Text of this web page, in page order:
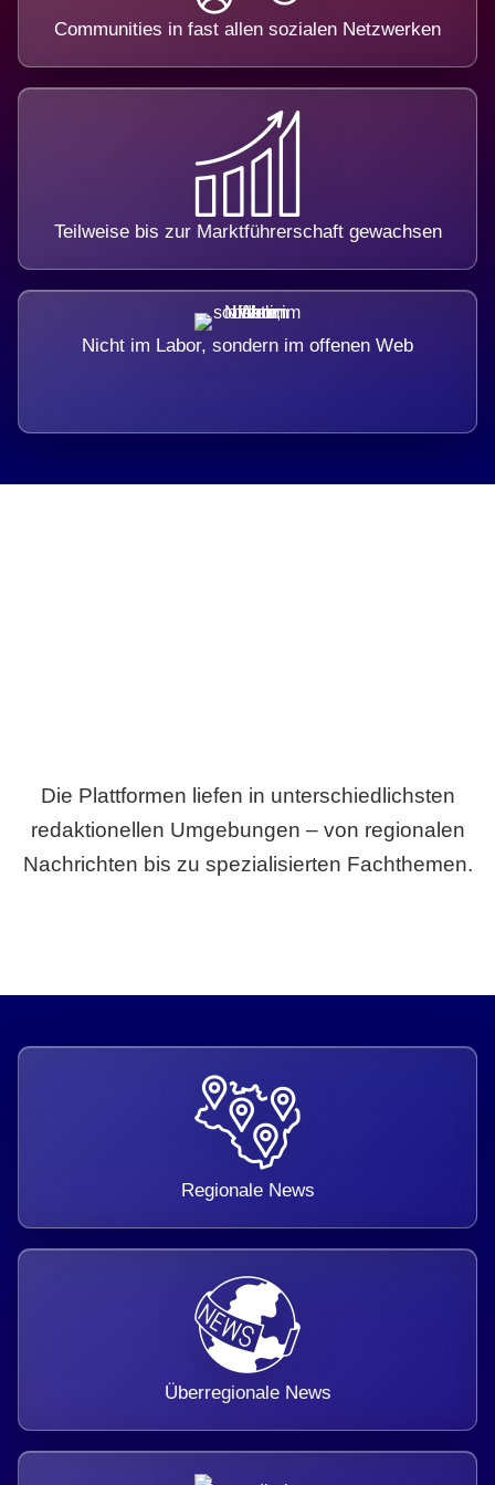
Communities in fast allen sozialen Netzwerken
Teilweise bis zur Marktführerschaft gewachsen
Nicht im Labor, sondern im offenen Web
Die Plattformen liefen in unterschiedlichsten
redaktionellen Umgebungen – von regionalen
Nachrichten bis zu spezialisierten Fachthemen.
Regionale News
Überregionale News